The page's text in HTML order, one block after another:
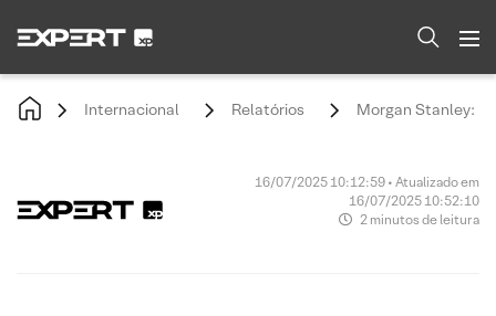
Internacional Relatórios Morgan Stanley:
16/07/2025 10:12:59 • Atualizado em
16/07/2025 10:52:10
2 minutos de leitura